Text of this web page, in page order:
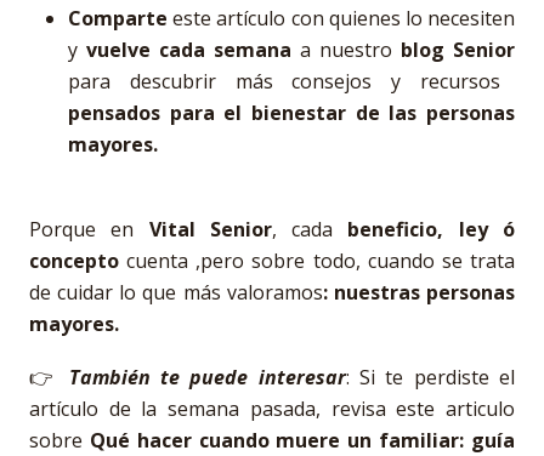
Comparteeste artículo con quienes lo necesiten
y vuelve cada semana a nuestro blog Senior
para descubrir más consejos y recursos
pensados para el bienestar de las personas
mayores.
Porque en Vital Senior, cada beneficio, ley ó
conceptocuenta ,pero sobre todo, cuando se trata
de cuidar lo que más valoramos: nuestras personas
mayores.
👉 También te puede interesar: Si te perdiste el
artículo de la semana pasada, revisa este articulo
sobre Qué hacer cuando muere un familiar: guía